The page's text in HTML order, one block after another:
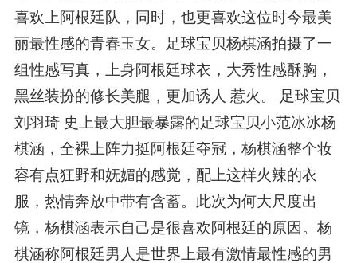
喜欢上阿根廷队，同时，也更喜欢这位时今最美
丽最性感的青春玉女。足球宝贝杨棋涵拍摄了一
组性感写真，上身阿根廷球衣，大秀性感酥胸，
黑丝装扮的修长美腿，更加诱人 惹火。 足球宝贝
刘羽琦 史上最大胆最暴露的足球宝贝小范冰冰杨
棋涵，全裸上阵力挺阿根廷夺冠，杨棋涵整个妆
容有点狂野和妩媚的感觉，配上这样火辣的衣
服，热情奔放中带有含蓄。此次为何大尺度出
镜，杨棋涵表示自己是很喜欢阿根廷的原因。杨
棋涵称阿根廷男人是世界上最有激情最性感的男